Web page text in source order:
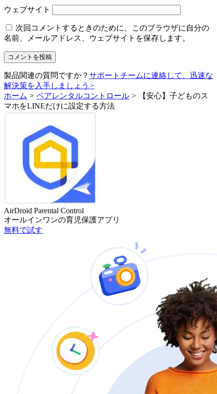
ウェブサイト
次回コメントするときのために、このブラウザに自分の
名前、メールアドレス、ウェブサイトを保存します。
製品関連の質問ですか？ サポートチームに連絡して、迅速な
解決策を入手しましょう >
ホーム > ペアレンタルコントロール > 【安心】子どものス
マホをLINEだけに設定する方法
AirDroid Parental Control
オールインワンの育児保護アプリ
無料で試す